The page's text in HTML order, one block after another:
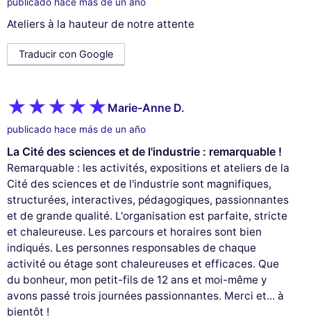
Ateliers à la hauteur de notre attente
Traducir con Google
Marie-Anne D.
publicado hace más de un año
La Cité des sciences et de l'industrie : remarquable !
Remarquable : les activités, expositions et ateliers de la
Cité des sciences et de l'industrie sont magnifiques,
structurées, interactives, pédagogiques, passionnantes
et de grande qualité. L'organisation est parfaite, stricte
et chaleureuse. Les parcours et horaires sont bien
indiqués. Les personnes responsables de chaque
activité ou étage sont chaleureuses et efficaces. Que
du bonheur, mon petit-fils de 12 ans et moi-même y
avons passé trois journées passionnantes. Merci et... à
bientôt !